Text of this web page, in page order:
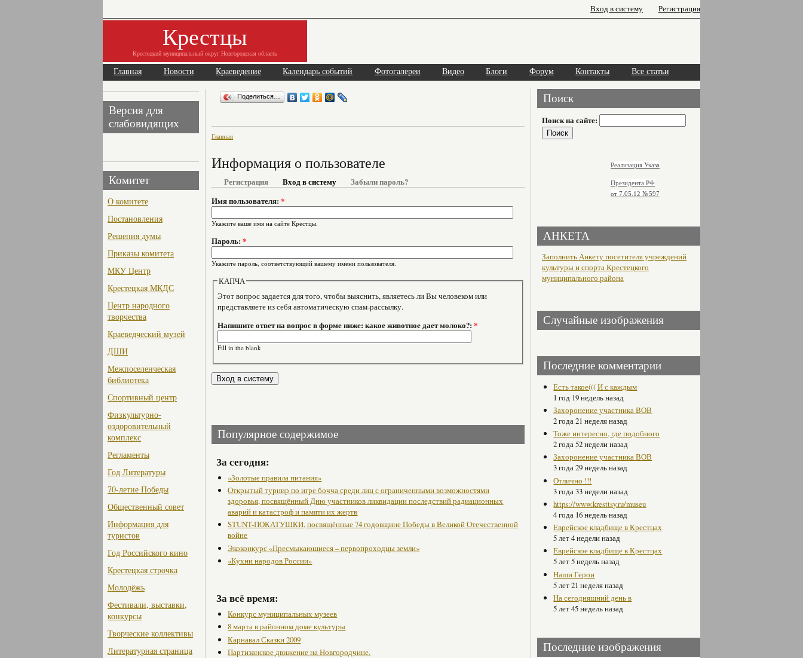
Вход в систему Регистрация
Крестцы
Крестецкий муниципальный округ Новгородская область
Главная Новости Краеведение Календарь событий Фотогалереи Видео Блоги Форум Контакты Все статьи
Версия для
слабовидящих
Комитет
О комитете
Постановления
Решения думы
Приказы комитета
МКУ Центр
Крестецкая МКДС
Центр народного
творчества
Краеведческий музей
ДШИ
Межпоселенческая
библиотека
Спортивный центр
Физкультурно-
оздоровительный
комплекс
Регламенты
Год Литературы
70-летие Победы
Общественный совет
Информация для
туристов
Год Российского кино
Крестецкая строчка
Молодёжь
Фестивали, выставки,
конкурсы
Творческие коллективы
Литературная страница
Поделиться…
Главная
Информация о пользователе
Регистрация Вход в систему
Забыли пароль?
Имя пользователя: *
Укажите ваше имя на сайте Крестцы.
Пароль: *
Укажите пароль, соответствующий вашему имени пользователя.
КАПЧА
Этот вопрос задается для того, чтобы выяснить, являетесь ли Вы человеком или
представляете из себя автоматическую спам-рассылку.
Напишите ответ на вопрос в форме ниже: какое животное дает молоко?:*
Fill in the blank
Популярное содержимое
За сегодня:
«Золотые правила питания»
Открытый турнир по игре бочча среди лиц с ограниченными возможностями
здоровья, посвящённый Дню участников ликвидации последствий радиационных
аварий и катастроф и памяти их жертв
STUNT-ПОКАТУШКИ, посвящённые 74 годовщине Победы в Великой Отечественной
войне
Экоконкурс «Пресмыкающиеся – первопроходцы земли»
«Кухни народов России»
За всё время:
Конкурс муниципальных музеев
8 марта в районном доме культуры
Карнавал Сказки 2009
Партизанское движение на Новгородчине.
Поиск
Поиск на сайте:
Реализация Указа
Президента РФ
от 7.05.12 №597
АНКЕТА
Заполнить Анкету посетителя учреждений
культуры и спорта Крестецкого
муниципального района
Случайные изображения
Последние комментарии
Есть такое((( И с каждым
1 год 19 недель назад
Захоронение участника ВОВ
2 года 21 неделя назад
Тоже интересно, где подобного
2 года 52 недели назад
Захоронение участника ВОВ
3 года 29 недель назад
Отлично !!!
3 года 33 недели назад
https://www.kresttsy.ru/museu
4 года 16 недель назад
Еврейское кладбище в Крестцах
5 лет 4 недели назад
Еврейское кладбище в Крестцах
5 лет 5 недель назад
Наши Герои
5 лет 21 неделя назад
На сегодняшний день в
5 лет 45 недель назад
Последние изображения